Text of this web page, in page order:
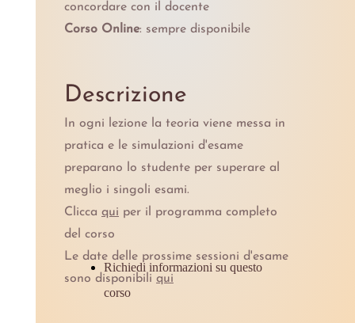
concordare con il docente
Corso Online: sempre disponibile
Descrizione
In ogni lezione la teoria viene messa in
pratica e le simulazioni d'esame
preparano lo studente per superare al
meglio i singoli esami.
Clicca qui per il programma completo
del corso
Le date delle prossime sessioni d'esame
sono disponibili qui
Richiedi informazioni su questo
corso